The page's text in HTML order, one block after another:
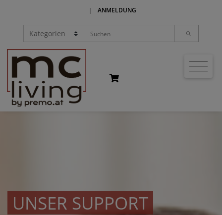
| ANMELDUNG
UNSER SUPPORT